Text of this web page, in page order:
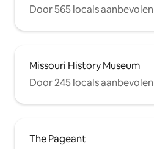
Door 565 locals aanbevolen
Missouri History Museum
Door 245 locals aanbevolen
The Pageant